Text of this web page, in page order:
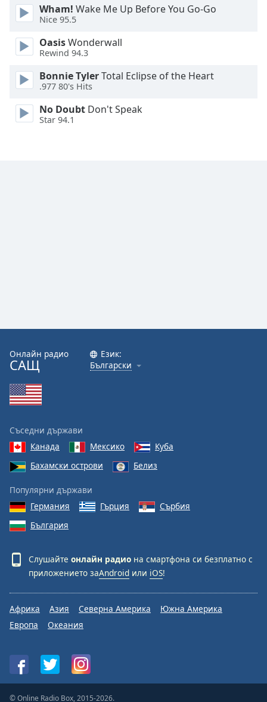
Modal
Dialog
dialog
Wham! Wake Me Up Before You Go-Go
Nice 95.5
OasisWonderwall
Rewind 94.3
Bonnie TylerTotal Eclipse of the Heart
.977 80's Hits
No Doubt Don't Speak
Star 94.1
Онлайн радио
САЩ
Език:
Български
Съседни държави
Канада
Мексико
Куба
Бахамски острови
Белиз
Популярни държави
Германия
Гърция
Сърбия
България
Слушайте онлайн радио на смартфона си безплатно с
приложението заAndroid или iOS!
Африка Азия Северна Америка
Южна Америка
Европа
Океания
© Online Radio Box, 2015-2026.